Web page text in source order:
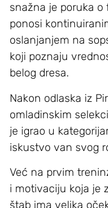
snažna je poruka o
ponosi
oslanjanjem na
koji poznaju
belog dresa.
Nakon odlaska iz
omladinskim
je igrao u
iskustvo van svog
Već na prvim
i motivaciju koja je
štab ima velika